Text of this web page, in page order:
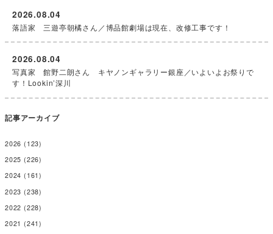
落語家 三遊亭朝橘さん／博品館劇場は現在、改修工事です！
2026.08.04
写真家 館野二朗さん キヤノンギャラリー銀座／いよいよお祭りで
す！Lookin’深川
2026.08.04
記事アーカイブ
2026 (123)
2025 (226)
2024 (161)
2023 (238)
2022 (228)
2021 (241)